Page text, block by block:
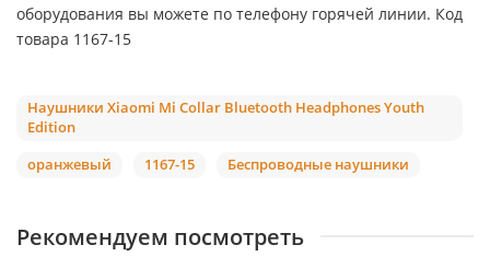
оборудования вы можете по телефону горячей линии. Код
товара 1167-15
Наушники Xiaomi Mi Collar Bluetooth Headphones Youth
Edition
оранжевый
1167-15 Беспроводные наушники
Рекомендуем посмотреть